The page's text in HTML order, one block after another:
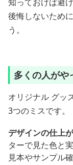
知っておけば避
後悔しないため
う。
多くの人がや
オリジナル グッ
3つのミスです。
デザインの仕上
ターで見た色と
見本やサンプル